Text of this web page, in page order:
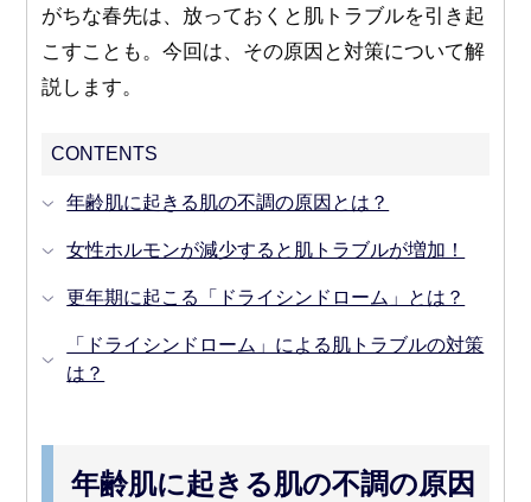
がちな春先は、放っておくと肌トラブルを引き起
こすことも。今回は、その原因と対策について解
説します。
CONTENTS
年齢肌に起きる肌の不調の原因とは？
女性ホルモンが減少すると肌トラブルが増加！
更年期に起こる「ドライシンドローム」とは？
「ドライシンドローム」による肌トラブルの対策
は？
年齢肌に起きる肌の不調の原因